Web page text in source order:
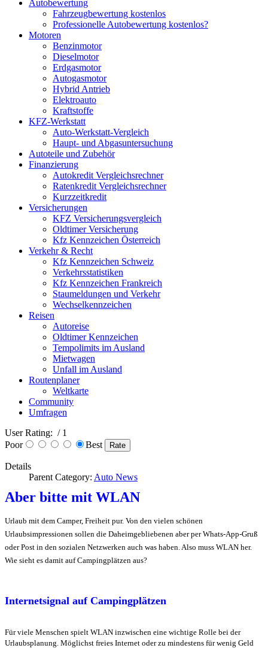
Autobewertung
Fahrzeugbewertung kostenlos
Professionelle Autobewertung kostenlos?
Motoren
Benzinmotor
Dieselmotor
Erdgasmotor
Autogasmotor
Hybrid Antrieb
Elektroauto
Kraftstoffe
KFZ-Werkstatt
Auto-Werkstatt-Vergleich
Haupt- und Abgasuntersuchung
Autoteile und Zubehör
Finanzierung
Autokredit Vergleichsrechner
Ratenkredit Vergleichsrechner
Kurzzeitkredit
Versicherungen
KFZ Versicherungsvergleich
Oldtimer Versicherung
Kfz Kennzeichen Österreich
Verkehr & Recht
Kfz Kennzeichen Schweiz
Verkehrsstatistiken
Kfz Kennzeichen Frankreich
Staumeldungen und Verkehr
Wechselkennzeichen
Reisen
Autoreise
Oldtimer Kennzeichen
Tempolimits im Ausland
Mietwagen
Unfall im Ausland
Routenplaner
Weltkarte
Community
Umfragen
User Rating: / 1
Poor
Best
Details
Parent Category: Auto News
Aber bitte mit WLAN
Urlaub mit dem Camper, Freiheit pur. Von den vielen schönen
Urlaubsimpressionen sollen die Daheimgebliebenen aber per Whats-App-Gruß
oder Post in den sozialen Netzwerken auch was haben. Also muss WLAN her.
Wie sieht es damit auf Campingplätzen aus?
Internetsignal auf Campingplätzen
Für viele Menschen spielt WLAN inzwischen eine wichtige Rolle bei der
Urlaubsplanung. Möglichst freies Internet oder zu mindestens für wenig Geld